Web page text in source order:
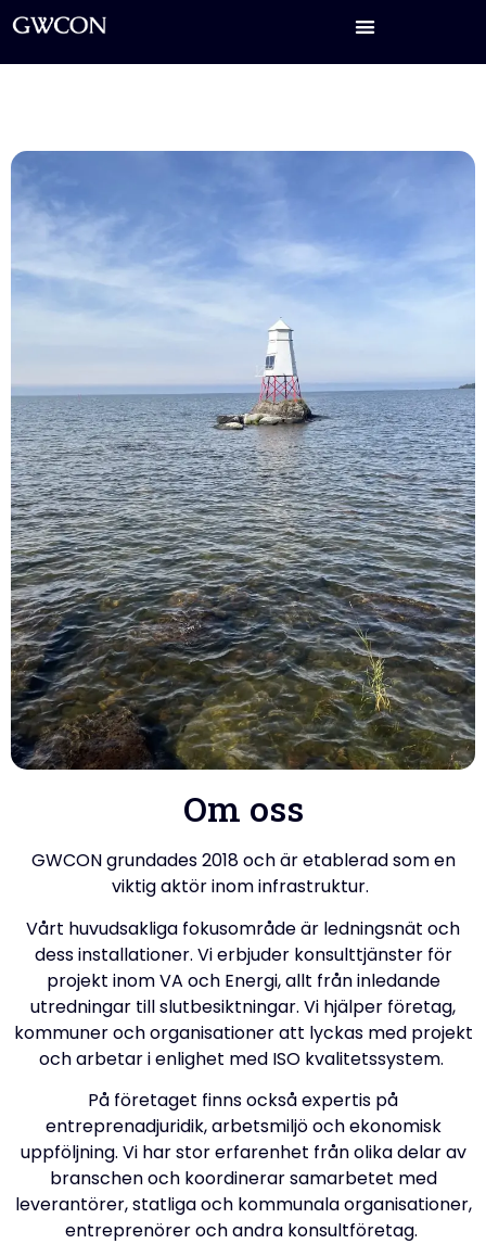
Om oss​
GWCON grundades 2018 och är etablerad som en
viktig aktör inom infrastruktur.
Vårt huvudsakliga fokusområde är ledningsnät och
dess installationer. Vi erbjuder konsulttjänster för
projekt inom VA och Energi, allt från inledande
utredningar till slutbesiktningar. Vi hjälper företag,
kommuner och organisationer att lyckas med projekt
och arbetar i enlighet med ISO kvalitetssystem.
På företaget finns också expertis på
entreprenadjuridik, arbetsmiljö och ekonomisk
uppföljning. Vi har stor erfarenhet från olika delar av
branschen och koordinerar samarbetet med
leverantörer, statliga och kommunala organisationer,
entreprenörer och andra konsultföretag.